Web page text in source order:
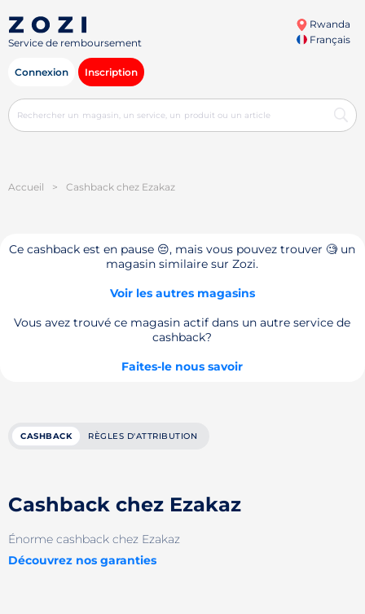
Service de remboursement
Rwanda
Français
Connexion Inscription
Accueil > Cashback chez Ezakaz
Ce cashback est en pause 😔, mais vous pouvez trouver 🧐 un
magasin similaire sur Zozi.
Voir les autres magasins
Vous avez trouvé ce magasin actif dans un autre service de
cashback?
Faites-le nous savoir
CASHBACK RÈGLES D'ATTRIBUTION
Cashback chez Ezakaz
Énorme cashback chez Ezakaz
Découvrez nos garanties